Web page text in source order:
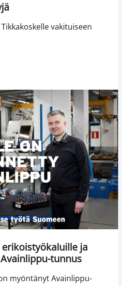
vakituiseen
erikoistyökaluille ja
tunnus
myöntänyt Avainlippu-